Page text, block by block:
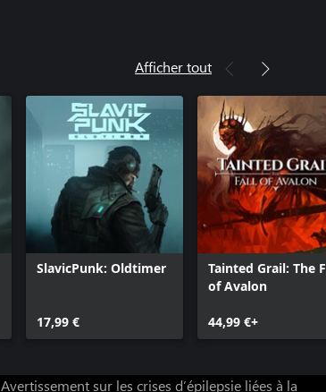
Afficher tout
SlavicPunk: Oldtimer
17,99 €
Tainted Grail: The
of Avalon
44,99 €+
Avertissement sur les crises d’épilepsie liées à la